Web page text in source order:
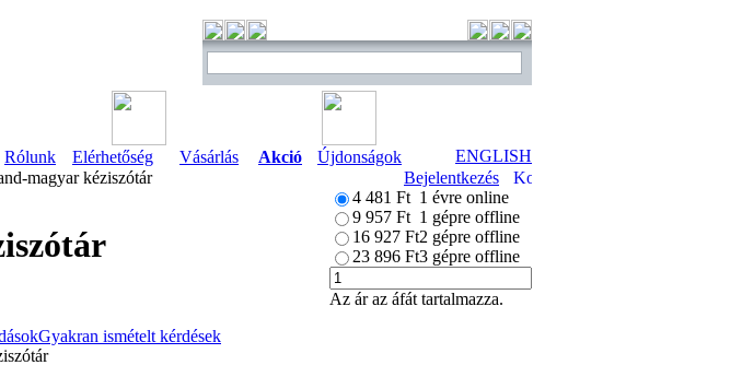
Rólunk Elérhetőség Vásárlás Akció Újdonságok
ENGLISH
magyar kéziszótár Bejelentkezés
4 481 Ft 1 évre online
9 957 Ft 1 gépre offline
16 927 Ft2 gépre offline
23 896 Ft3 gépre offline
Az ár az áfát tartalmazza.
Gyakran ismételt kérdések